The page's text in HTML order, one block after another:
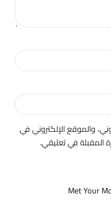
Met Your
والموقع الإلكتروني في
المقبلة في تعليقي.